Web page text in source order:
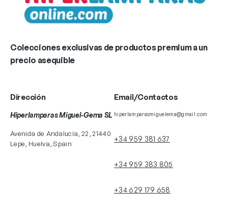
Colecciones exclusivas de productos premium a un
precio asequible
Dirección
Hiperlamparas Miguel-Gema SL
Avenida de Andalucia, 22, 21440
Lepe, Huelva, Spain
Email/Contactos
hiperlamparasmiguelema@gmail.com
+34 959 381 637
+34 959 383 805
+34 629 179 658